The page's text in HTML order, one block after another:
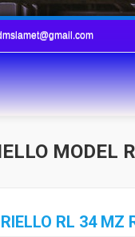
MODEL
RL 34